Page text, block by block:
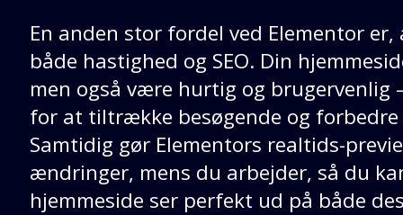
En anden stor fordel ved Elementor
både hastighed og SEO. Din
men også være hurtig og brugervenlig
for at tiltrække besøgende og forbedre
Samtidig gør Elementors realtids-
ændringer, mens du arbejder, så du
hjemmeside ser perfekt ud på både